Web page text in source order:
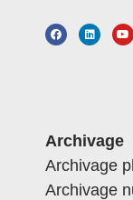
Archivage
Archivage
Archivage